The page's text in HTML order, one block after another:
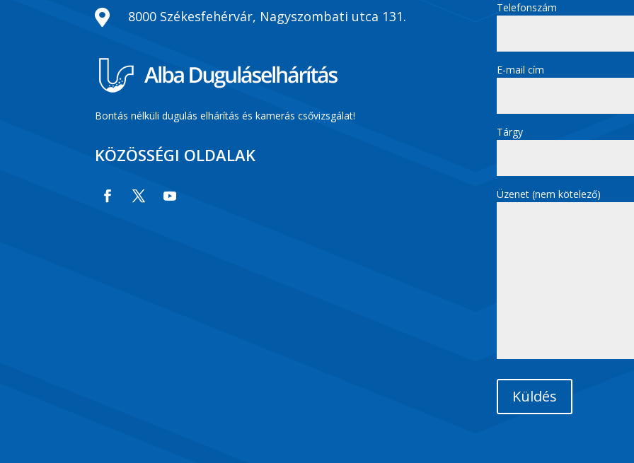
 8000 Székesfehérvár, Nagyszombati utca 131.
Bontás nélküli dugulás elhárítás és kamerás csővizsgálat!
KÖZÖSSÉGI OLDALAK
Telefonszám
E-mail cím
Tárgy
Üzenet (nem kötelező)